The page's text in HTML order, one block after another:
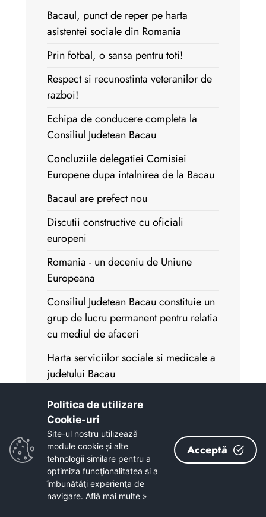
Bacaul, punct de reper pe harta
asistentei sociale din Romania
Prin fotbal, o sansa pentru toti!
Respect si recunostinta veteranilor de
razboi!
Echipa de conducere completa la
Consiliul Judetean Bacau
Concluziile delegatiei Comisiei
Europene dupa intalnirea de la Bacau
Bacaul are prefect nou
Discutii constructive cu oficiali
europeni
Romania - un deceniu de Uniune
Europeana
Consiliul Judetean Bacau constituie un
grup de lucru permanent pentru relatia
cu mediul de afaceri
Harta serviciilor sociale si medicale a
judetului Bacau
INFORMARE
Interventii pe drumurile judetene
Sarbatori Pascale Fericite!
Ministrul Transporturilor a participat la
o intalnire de lucru in judetul Bacau
Politica de utilizare
Cookie-uri‎
Site-ul nostru utilizează
module cookie și alte
tehnologii similare pentru a
optimiza funcţionalitatea si a
îmbunătăţi experienţa de
navigare. Află mai multe »
Acceptă